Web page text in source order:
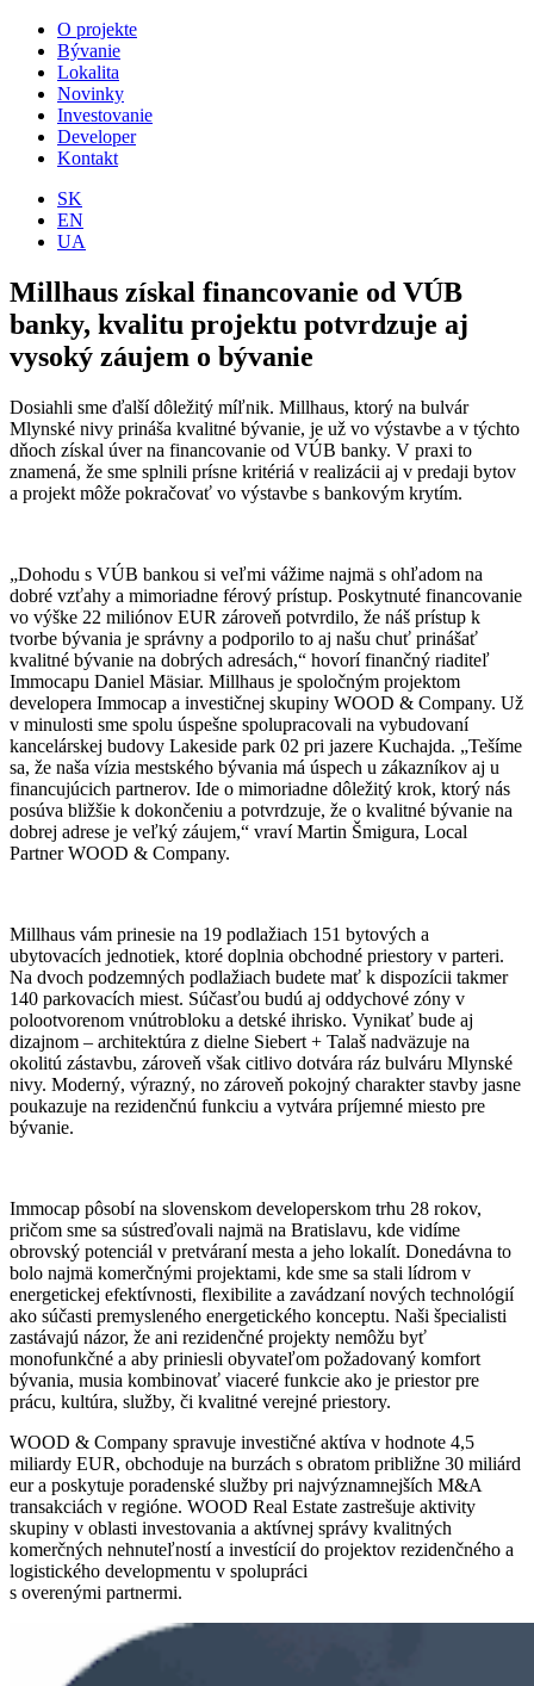
O projekte
Bývanie
Lokalita
Novinky
Investovanie
Developer
Kontakt
SK
EN
UA
Millhaus získal financovanie od VÚB
banky, kvalitu projektu potvrdzuje aj
vysoký záujem o bývanie
Dosiahli sme ďalší dôležitý míľnik. Millhaus, ktorý na bulvár
Mlynské nivy prináša kvalitné bývanie, je už vo výstavbe a v týchto
dňoch získal úver na financovanie od VÚB banky. V praxi to
znamená, že sme splnili prísne kritériá v realizácii aj v predaji bytov
a projekt môže pokračovať vo výstavbe s bankovým krytím.
„Dohodu s VÚB bankou si veľmi vážime najmä s ohľadom na
dobré vzťahy a mimoriadne férový prístup. Poskytnuté financovanie
vo výške 22 miliónov EUR zároveň potvrdilo, že náš prístup k
tvorbe bývania je správny a podporilo to aj našu chuť prinášať
kvalitné bývanie na dobrých adresách,“ hovorí finančný riaditeľ
Immocapu Daniel Mäsiar. Millhaus je spoločným projektom
developera Immocap a investičnej skupiny WOOD & Company. Už
v minulosti sme spolu úspešne spolupracovali na vybudovaní
kancelárskej budovy Lakeside park 02 pri jazere Kuchajda. „Tešíme
sa, že naša vízia mestského bývania má úspech u zákazníkov aj u
financujúcich partnerov. Ide o mimoriadne dôležitý krok, ktorý nás
posúva bližšie k dokončeniu a potvrdzuje, že o kvalitné bývanie na
dobrej adrese je veľký záujem,“ vraví Martin Šmigura, Local
Partner WOOD & Company.
Millhaus vám prinesie na 19 podlažiach 151 bytových a
ubytovacích jednotiek, ktoré doplnia obchodné priestory v parteri.
Na dvoch podzemných podlažiach budete mať k dispozícii takmer
140 parkovacích miest. Súčasťou budú aj oddychové zóny v
polootvorenom vnútrobloku a detské ihrisko. Vynikať bude aj
dizajnom – architektúra z dielne Siebert + Talaš nadväzuje na
okolitú zástavbu, zároveň však citlivo dotvára ráz bulváru Mlynské
nivy. Moderný, výrazný, no zároveň pokojný charakter stavby jasne
poukazuje na rezidenčnú funkciu a vytvára príjemné miesto pre
bývanie.
Immocap pôsobí na slovenskom developerskom trhu 28 rokov,
pričom sme sa sústreďovali najmä na Bratislavu, kde vidíme
obrovský potenciál v pretváraní mesta a jeho lokalít. Donedávna to
bolo najmä komerčnými projektami, kde sme sa stali lídrom v
energetickej efektívnosti, flexibilite a zavádzaní nových technológií
ako súčasti premysleného energetického konceptu. Naši špecialisti
zastávajú názor, že ani rezidenčné projekty nemôžu byť
monofunkčné a aby priniesli obyvateľom požadovaný komfort
bývania, musia kombinovať viaceré funkcie ako je priestor pre
prácu, kultúra, služby, či kvalitné verejné priestory.
WOOD & Company spravuje investičné aktíva v hodnote 4,5
miliardy EUR, obchoduje na burzách s obratom približne 30 miliárd
eur a poskytuje poradenské služby pri najvýznamnejších M&A
transakciách v regióne. WOOD Real Estate zastrešuje aktivity
skupiny v oblasti investovania a aktívnej správy kvalitných
komerčných nehnuteľností a investícií do projektov rezidenčného a
logistického developmentu v spolupráci
s overenými partnermi.